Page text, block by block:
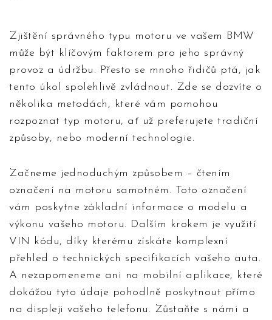
Zjištění správného typu motoru ve vašem BMW
může být klíčovým faktorem pro jeho správný
provoz a údržbu. Přesto se mnoho řidičů ptá, jak
tento úkol spolehlivě zvládnout. Zde se dozvíte o
několika metodách, které vám pomohou
rozpoznat typ motoru, ať už preferujete tradiční
způsoby, nebo moderní technologie.
Začneme jednoduchým způsobem – čtením
označení na motoru samotném. Toto označení
vám poskytne základní informace o modelu a
výkonu vašeho motoru. Dalším krokem je využití
VIN kódu, díky kterému získáte komplexní
přehled o technických specifikacích vašeho auta.
A nezapomeneme ani na mobilní aplikace, které
dokážou tyto údaje pohodlně poskytnout přímo
na displeji vašeho telefonu. Zůstaňte s námi a